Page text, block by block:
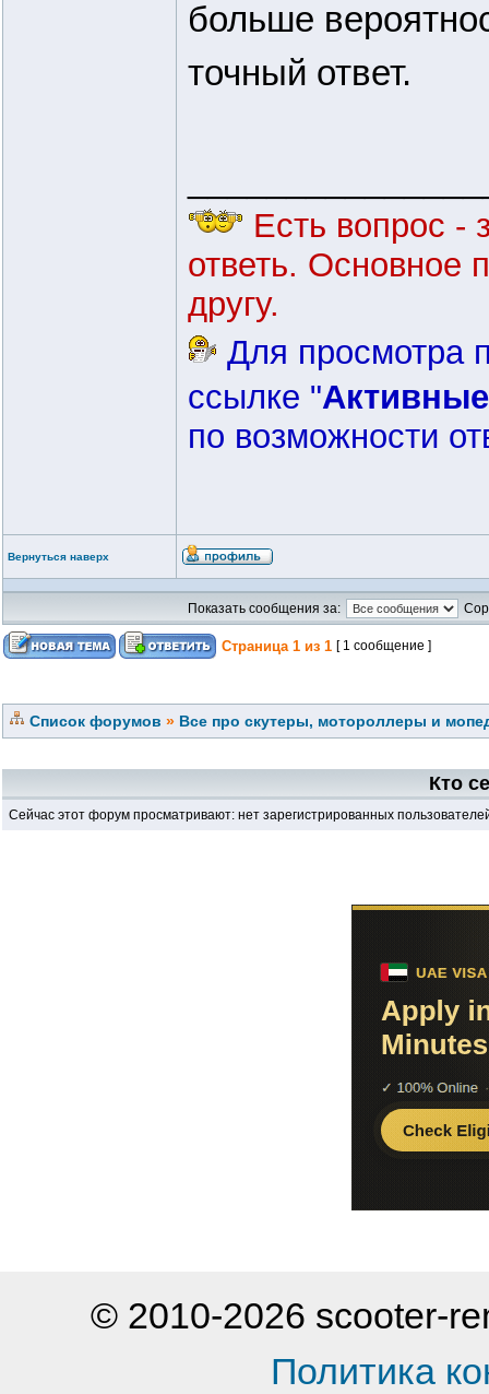
больше
точный ответ.
Есть вопрос -
ответь. Основное
другу.
Для просмотра
ссылке "
по возможности
Вернуться наверх
Показать сообщения за:
Страница 1 из 1 [ 1 сообщение ]
Список форумов » Все про скутеры, мотороллеры и
Кто
Сейчас этот форум просматривают: нет зарегистрированных
© 2010-2026 scooter-
Политика